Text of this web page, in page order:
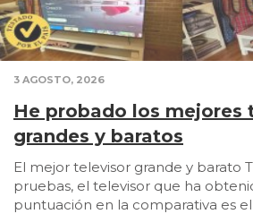
3 AGOSTO, 2026
He probado los mejores
grandes y baratos
El mejor televisor grande y barato
pruebas, el televisor que ha
puntuación en la comparativa es el